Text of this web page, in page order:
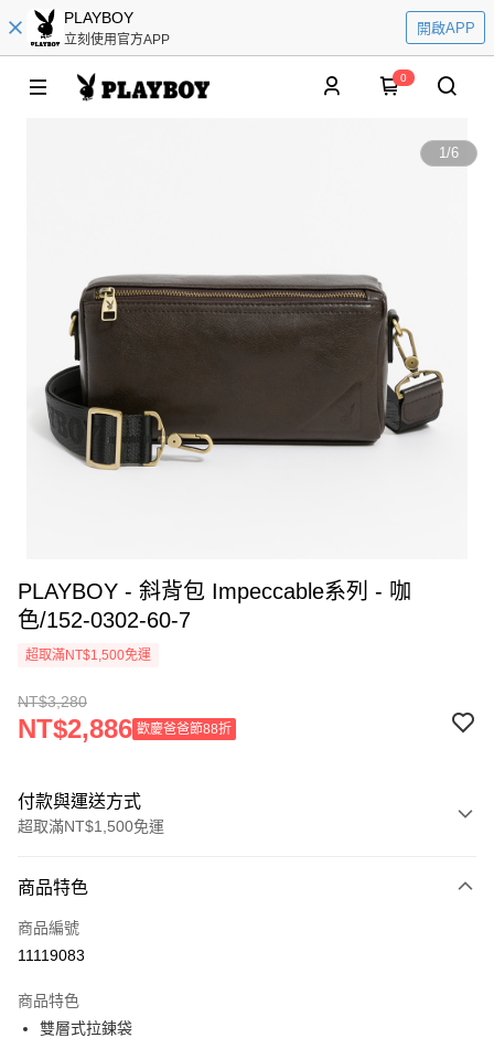
PLAYBOY
立刻使用官方APP
開啟APP
0
1/6
PLAYBOY - 斜背包 Impeccable系列 - 咖
色/152-0302-60-7
超取滿NT$1,500免運
NT$3,280
NT$2,886 歡慶爸爸節88折
付款與運送方式
超取滿NT$1,500免運
信用卡一次付款
超商取貨付款
Apple Pay
商品特色
商品編號
11119083
商品特色
雙層式拉鍊袋